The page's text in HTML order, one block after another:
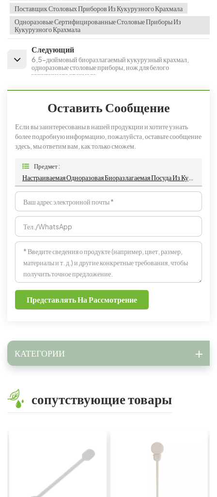
Поставщик Столовых Приборов Из Кукурузного Крахмала
Одноразовые Сертифицированные Столовые Приборы Из
Кукурузного Крахмала
Следующий
6,5-дюймовый биоразлагаемый кукурузный крахмал,
одноразовые столовые приборы, нож для белого
кукурузного крахмала
Оставить Сообщение
Если вы заинтересованы в нашей продукции и хотите узнать
более подробную информацию, пожалуйста, оставьте сообщение
здесь, мы ответим вам, как только сможем.
Предмет :
Представлять На Рассмотрение
КАТЕГОРИИ
сопутствующие товары